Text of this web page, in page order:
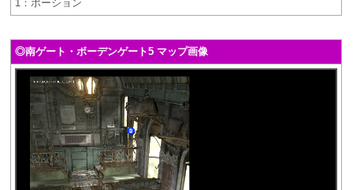
1：ポーション
◎南ゲート・ボーデンゲート5 マップ画像